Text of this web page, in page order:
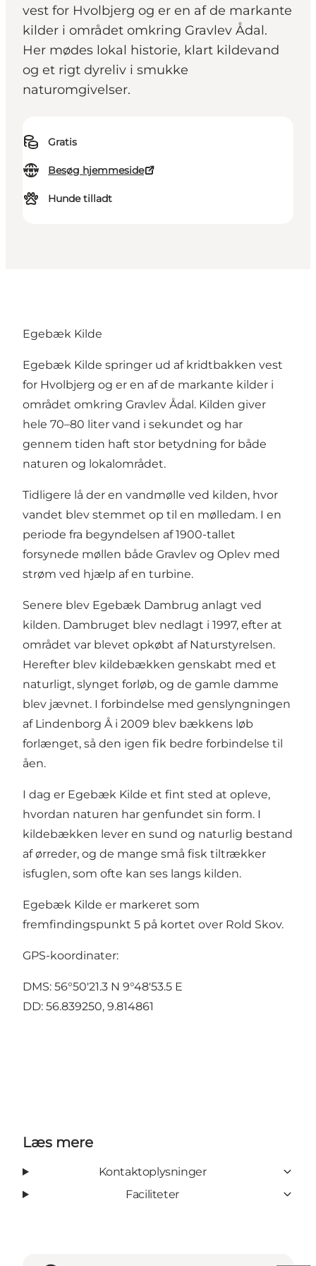
vest for Hvolbjerg og er en af de markante
kilder i området omkring Gravlev Ådal.
Her mødes lokal historie, klart kildevand
og et rigt dyreliv i smukke
naturomgivelser.
Gratis
Besøg hjemmeside
Hunde tilladt
Egebæk Kilde
Egebæk Kilde springer ud af kridtbakken vest
for Hvolbjerg og er en af de markante kilder i
området omkring Gravlev Ådal. Kilden giver
hele 70–80 liter vand i sekundet og har
gennem tiden haft stor betydning for både
naturen og lokalområdet.
Tidligere lå der en vandmølle ved kilden, hvor
vandet blev stemmet op til en mølledam. I en
periode fra begyndelsen af 1900-tallet
forsynede møllen både Gravlev og Oplev med
strøm ved hjælp af en turbine.
Senere blev Egebæk Dambrug anlagt ved
kilden. Dambruget blev nedlagt i 1997, efter at
området var blevet opkøbt af Naturstyrelsen.
Herefter blev kildebækken genskabt med et
naturligt, slynget forløb, og de gamle damme
blev jævnet. I forbindelse med genslyngningen
af Lindenborg Å i 2009 blev bækkens løb
forlænget, så den igen fik bedre forbindelse til
åen.
I dag er Egebæk Kilde et fint sted at opleve,
hvordan naturen har genfundet sin form. I
kildebækken lever en sund og naturlig bestand
af ørreder, og de mange små fisk tiltrækker
isfuglen, som ofte kan ses langs kilden.
Egebæk Kilde er markeret som
fremfindingspunkt 5 på kortet over Rold Skov.
GPS-koordinater:
DMS: 56°50'21.3 N 9°48'53.5 E
DD: 56.839250, 9.814861
Læs mere
Kontaktoplysninger
Faciliteter